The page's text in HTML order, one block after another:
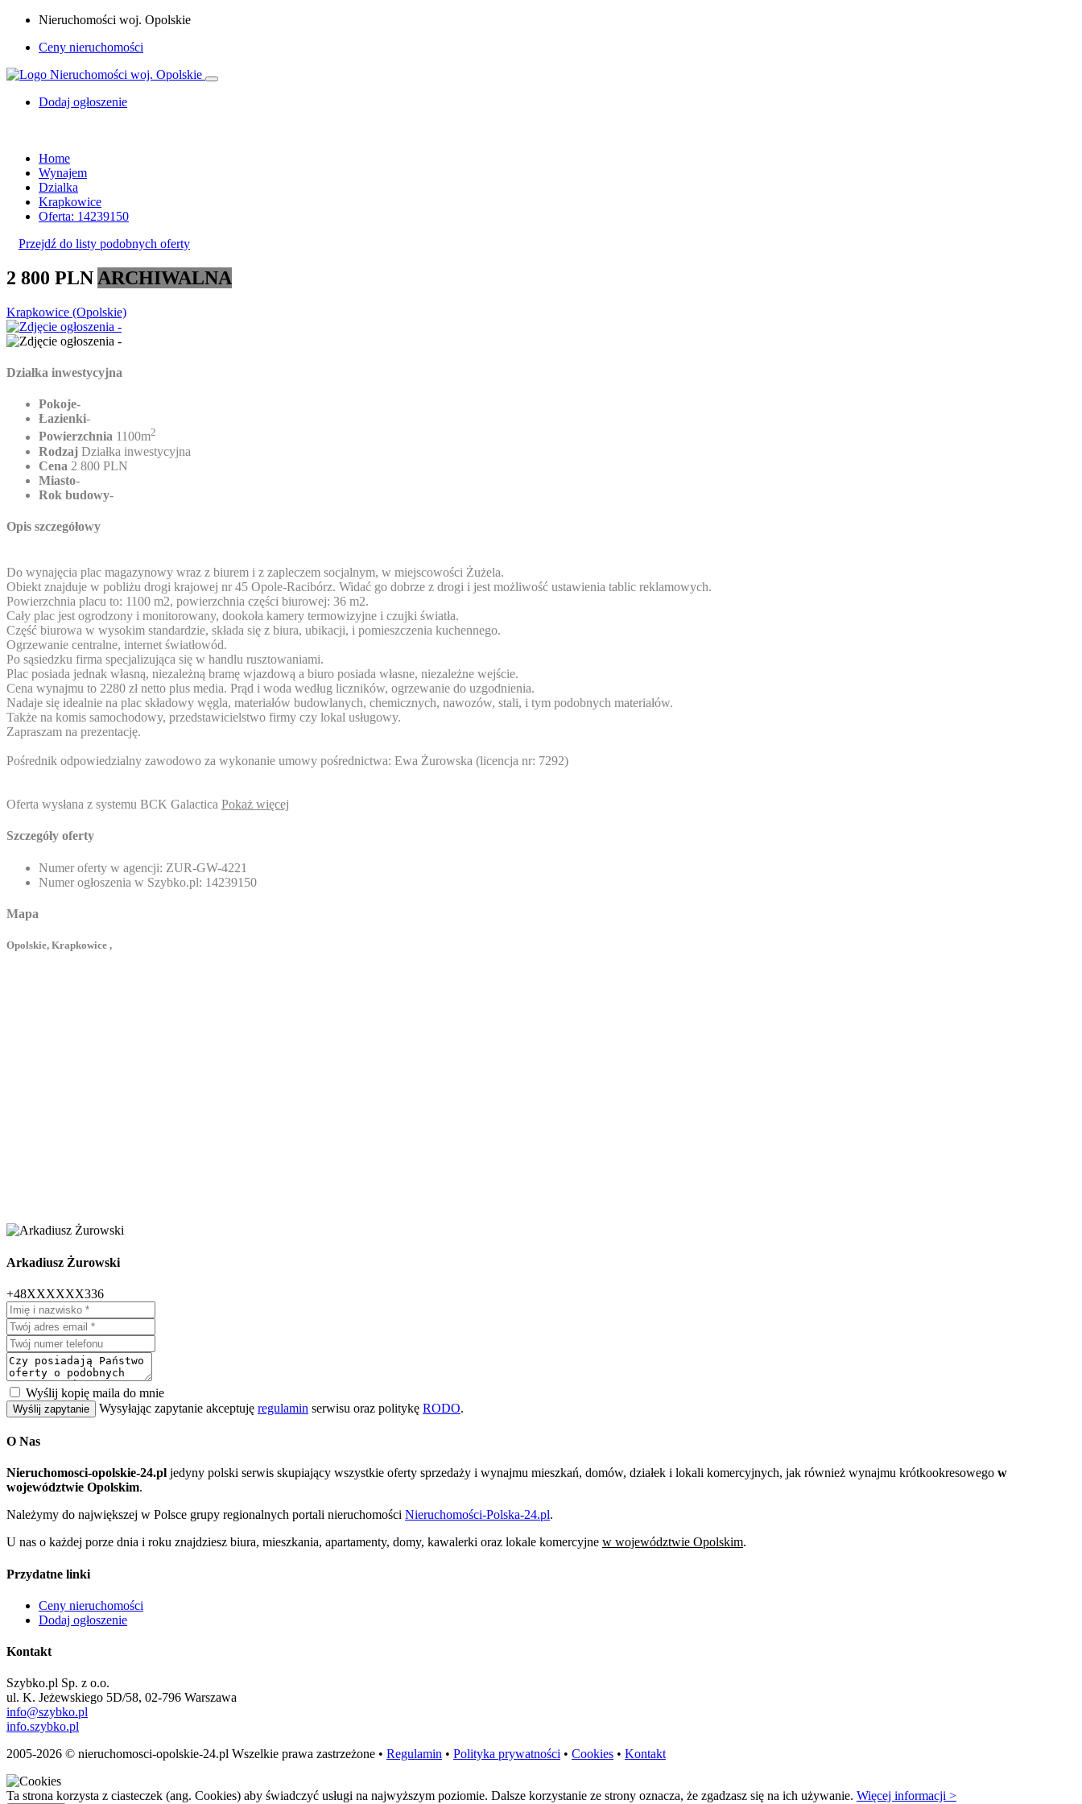
Nieruchomości woj. Opolskie
Ceny nieruchomości
Dodaj ogłoszenie
Home
Wynajem
Dzialka
Krapkowice
Oferta: 14239150
Przejdź do listy podobnych oferty
2 800 PLN ARCHIWALNA
Krapkowice (Opolskie)
Działka inwestycyjna
Pokoje-
Łazienki-
Powierzchnia 1100m2
Rodzaj Działka inwestycyjna
Cena 2 800 PLN
Miasto-
Rok budowy-
Opis szczegółowy
Do wynajęcia plac magazynowy wraz z biurem i z zapleczem socjalnym, w miejscowości Żużela.
Obiekt znajduje w pobliżu drogi krajowej nr 45 Opole-Racibórz. Widać go dobrze z drogi i jest możliwość ustawienia tablic reklamowych.
Powierzchnia placu to: 1100 m2, powierzchnia części biurowej: 36 m2.
Cały plac jest ogrodzony i monitorowany, dookoła kamery termowizyjne i czujki światła.
Część biurowa w wysokim standardzie, składa się z biura, ubikacji, i pomieszczenia kuchennego.
Ogrzewanie centralne, internet światłowód.
Po sąsiedzku firma specjalizująca się w handlu rusztowaniami.
Plac posiada jednak własną, niezależną bramę wjazdową a biuro posiada własne, niezależne wejście.
Cena wynajmu to 2280 zł netto plus media. Prąd i woda według liczników, ogrzewanie do uzgodnienia.
Nadaje się idealnie na plac składowy węgla, materiałów budowlanych, chemicznych, nawozów, stali, i tym podobnych materiałów.
Także na komis samochodowy, przedstawicielstwo firmy czy lokal usługowy.
Zapraszam na prezentację.
Pośrednik odpowiedzialny zawodowo za wykonanie umowy pośrednictwa: Ewa Żurowska (licencja nr: 7292)
Oferta wysłana z systemu BCK Galactica Pokaż więcej
Szczegóły oferty
Numer oferty w agencji: ZUR-GW-4221
Numer ogłoszenia w Szybko.pl: 14239150
Mapa
Opolskie, Krapkowice ,
Arkadiusz Żurowski
+48XXXXXX336
Wyślij kopię maila do mnie
Wyślij zapytanie Wysyłając zapytanie akceptuję regulamin serwisu oraz politykę RODO.
O Nas
Nieruchomosci-opolskie-24.pl jedyny polski serwis skupiający wszystkie oferty sprzedaży i wynajmu mieszkań, domów, działek i lokali komercyjnych, jak również wynajmu krótkookresowego w
województwie Opolskim.
Należymy do największej w Polsce grupy regionalnych portali nieruchomości Nieruchomości-Polska-24.pl.
U nas o każdej porze dnia i roku znajdziesz biura, mieszkania, apartamenty, domy, kawalerki oraz lokale komercyjne w województwie Opolskim.
Przydatne linki
Ceny nieruchomości
Dodaj ogłoszenie
Kontakt
Szybko.pl Sp. z o.o.
ul. K. Jeżewskiego 5D/58, 02-796 Warszawa
info@szybko.pl
info.szybko.pl
2005-2026 © nieruchomosci-opolskie-24.pl Wszelkie prawa zastrzeżone • Regulamin • Polityka prywatności • Cookies • Kontakt
Ta strona korzysta z ciasteczek (ang. Cookies) aby świadczyć usługi na najwyższym poziomie. Dalsze korzystanie ze strony oznacza, że zgadzasz się na ich używanie. Więcej informacji >